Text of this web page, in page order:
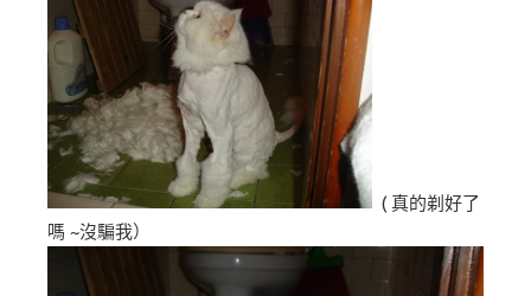
( 真的剃好了
嗎 ~沒騙我）